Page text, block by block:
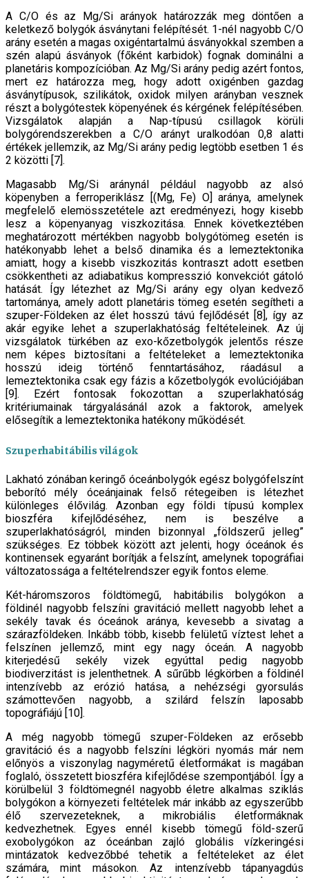
A C/O és az Mg/Si arányok határozzák meg döntően a
keletkező bolygók ásványtani felépítését. 1-nél nagyobb C/O
arány esetén a magas oxigéntartalmú ásványokkal szemben a
szén alapú ásványok (főként karbidok) fognak dominálni a
planetáris kompozícióban. Az Mg/Si arány pedig azért fontos,
mert ez határozza meg, hogy adott oxigénben gazdag
ásványtípusok, szilikátok, oxidok milyen arányban vesznek
részt a bolygótestek köpenyének és kérgének felépítésében.
Vizsgálatok alapján a Nap-típusú csillagok körüli
bolygórendszerekben a C/O arányt uralkodóan 0,8 alatti
értékek jellemzik, az Mg/Si arány pedig legtöbb esetben 1 és
2 közötti [7].
Magasabb Mg/Si aránynál például nagyobb az alsó
köpenyben a ferroperiklász [(Mg, Fe) O] aránya, amelynek
megfelelő elemösszetétele azt eredményezi, hogy kisebb
lesz a köpenyanyag viszkozitása. Ennek következtében
meghatározott mértékben nagyobb bolygótömeg esetén is
hatékonyabb lehet a belső dinamika és a lemeztektonika
amiatt, hogy a kisebb viszkozitás kontraszt adott esetben
csökkentheti az adiabatikus kompresszió konvekciót gátoló
hatását. Így létezhet az Mg/Si arány egy olyan kedvező
tartománya, amely adott planetáris tömeg esetén segítheti a
szuper-Földeken az élet hosszú távú fejlődését [8], így az
akár egyike lehet a szuperlakhatóság feltételeinek. Az új
vizsgálatok türkében az exo-kőzetbolygók jelentős része
nem képes biztosítani a feltételeket a lemeztektonika
hosszú ideig történő fenntartásához, ráadásul a
lemeztektonika csak egy fázis a kőzetbolygók evolúciójában
[9]. Ezért fontosak fokozottan a szuperlakhatóság
kritériumainak tárgyalásánál azok a faktorok, amelyek
elősegítik a lemeztektonika hatékony működését.
Szuperhabitábilis világok
Lakható zónában keringő óceánbolygók egész bolygófelszínt
beborító mély óceánjainak felső rétegeiben is létezhet
különleges élővilág. Azonban egy földi típusú komplex
bioszféra kifejlődéséhez, nem is beszélve a
szuperlakhatóságról, minden bizonnyal „földszerű jelleg”
szükséges. Ez többek között azt jelenti, hogy óceánok és
kontinensek egyaránt borítják a felszínt, amelynek topográfiai
változatossága a feltételrendszer egyik fontos eleme.
Két-háromszoros földtömegű, habitábilis bolygókon a
földinél nagyobb felszíni gravitáció mellett nagyobb lehet a
sekély tavak és óceánok aránya, kevesebb a sivatag a
szárazföldeken. Inkább több, kisebb felületű víztest lehet a
felszínen jellemző, mint egy nagy óceán. A nagyobb
kiterjedésű sekély vizek egyúttal pedig nagyobb
biodiverzitást is jelenthetnek. A sűrűbb légkörben a földinél
intenzívebb az erózió hatása, a nehézségi gyorsulás
számottevően nagyobb, a szilárd felszín laposabb
topográfiájú [10].
A még nagyobb tömegű szuper-Földeken az erősebb
gravitáció és a nagyobb felszíni légköri nyomás már nem
előnyös a viszonylag nagyméretű életformákat is magában
foglaló, összetett bioszféra kifejlődése szempontjából. Így a
körülbelül 3 földtömegnél nagyobb életre alkalmas sziklás
bolygókon a környezeti feltételek már inkább az egyszerűbb
élő szervezeteknek, a mikrobiális életformáknak
kedvezhetnek. Egyes ennél kisebb tömegű föld-szerű
exobolygókon az óceánban zajló globális vízkeringési
mintázatok kedvezőbbé tehetik a feltételeket az élet
számára, mint másokon. Az intenzívebb tápanyagdús